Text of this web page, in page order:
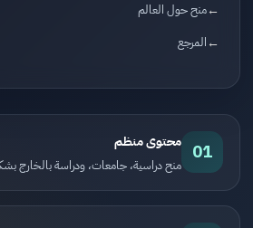
منح حول العالم
المرجع
01 محتوى منظم
منح دراسية، جامعات، ودراسة بالخارج